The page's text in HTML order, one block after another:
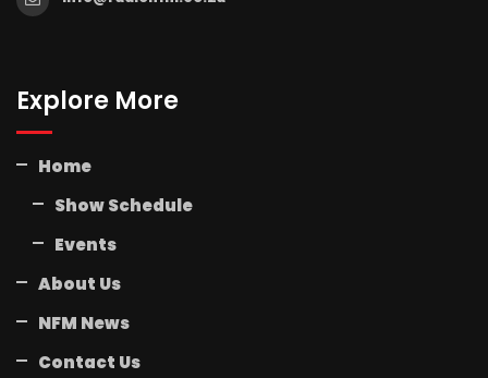
Explore More
Home
Show Schedule
Events
About Us
NFM News
Contact Us